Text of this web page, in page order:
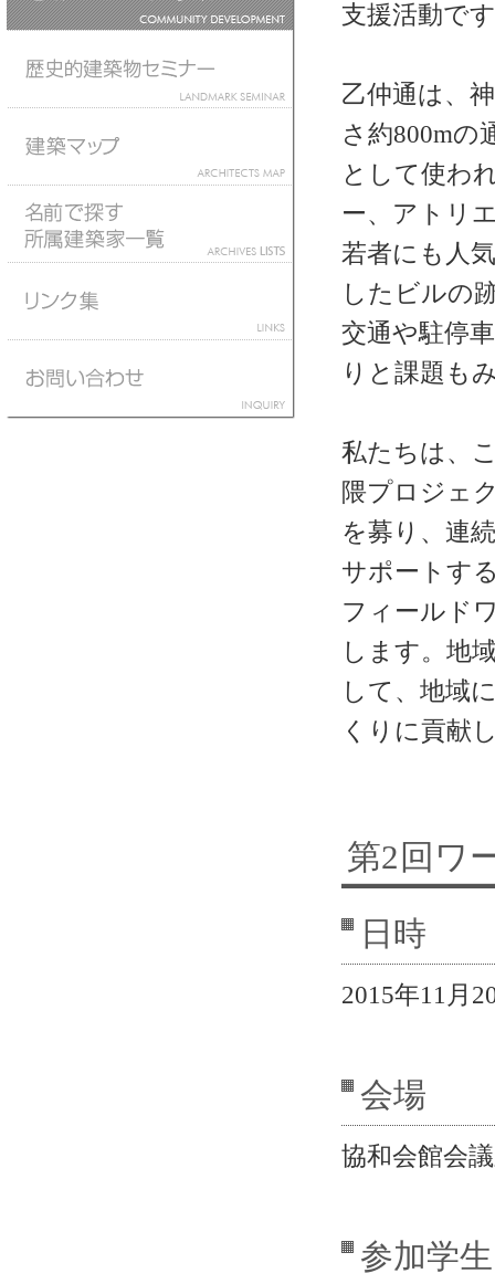
支援活動で
乙仲通は、
さ約800mの
として使わ
ー、アトリ
若者にも人
したビルの
交通や駐停
りと課題も
私たちは、
隈プロジェ
を募り、連
サポートす
フィールド
します。地
して、地域
くりに貢献
第2回ワ
日時
2015年11月
会場
協和会館会
参加学生